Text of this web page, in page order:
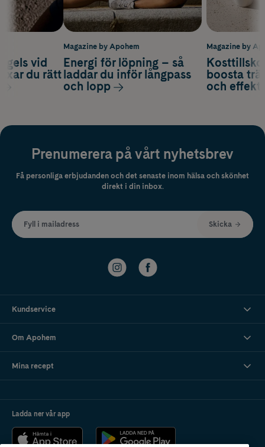
Magazine by
boosta
och
gels vid
du rätt
Magazine by Apohem
Energi för löpning – så
laddar du inför långpass
och lopp
Prenumerera på vårt nyhetsbrev
Få personliga erbjudanden och det senaste inom hälsa och skönhet
direkt i din inbox.
Fyll i mailadress Skicka
Kundservice
Om Apohem
Mina recept
Ladda ner vår app